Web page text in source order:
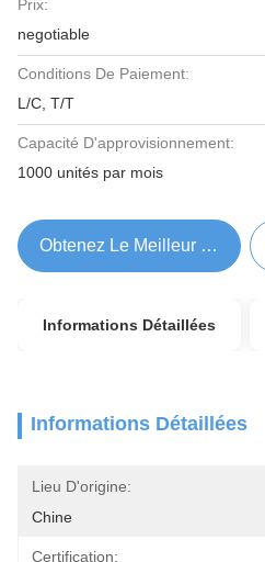
Prix:
negotiable
Conditions De Paiement:
L/C, T/T
Capacité D'approvisionnement:
1000 unités par mois
Obtenez Le Meilleur Prix
Informations Détaillées
Informations Détaillées
Lieu D'origine:
Chine
Certification: